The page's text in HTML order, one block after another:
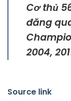
Cơ thủ
đăng
2004,
Source link